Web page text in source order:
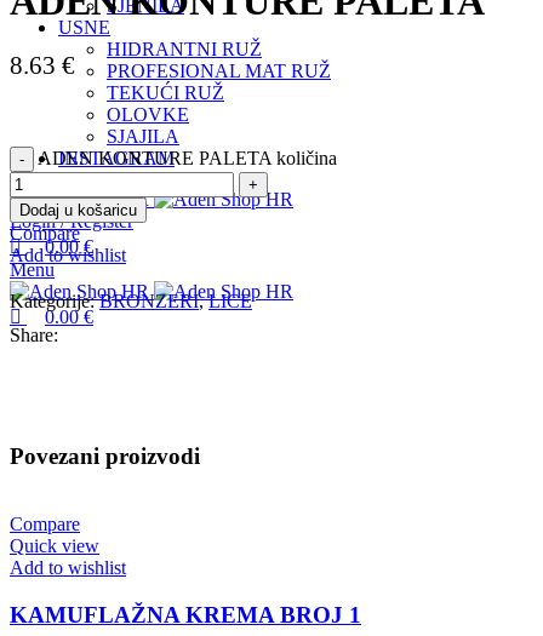
SJENILA
USNE
HIDRANTNI RUŽ
PROFESIONAL MAT RUŽ
TEKUĆI RUŽ
OLOVKE
SJAJILA
INSTAGRAM
Login / Register
0.00€
Menu
0.00€
8.63 €
ADEN KONTURE PALETA količina
Dodaj u košaricu
Compare
Add to wishlist
Kategorije: BRONZERI, LICE
Share:
Povezani proizvodi
Compare
Quick view
Add to wishlist
KAMUFLAŽNA KREMA BROJ 1